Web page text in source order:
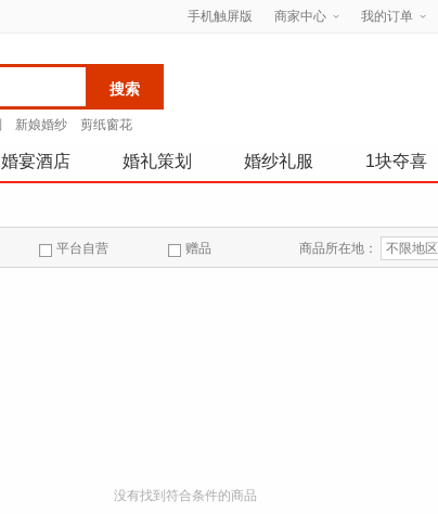
手机触屏版 商家中心 我的订单
新娘婚纱 剪纸窗花
婚宴酒店 婚礼策划 婚纱礼服 1块夺喜
平台自营 赠品 商品所在地： 不限地区
没有找到符合条件的商品